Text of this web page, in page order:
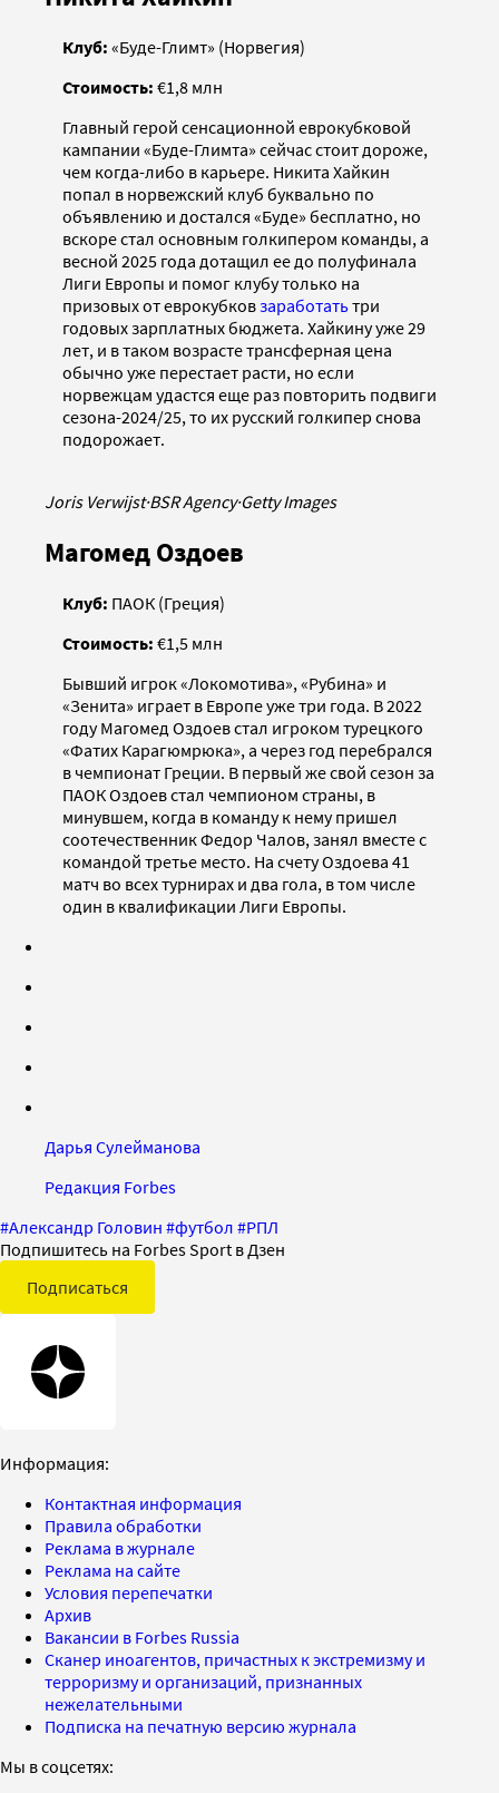
Клуб: «Буде-Глимт» (Норвегия)
Стоимость: €1,8 млн
Главный герой сенсационной еврокубковой
кампании «Буде-Глимта» сейчас стоит дороже,
чем когда-либо в карьере. Никита Хайкин
попал в норвежский клуб буквально по
объявлению и достался «Буде» бесплатно, но
вскоре стал основным голкипером команды, а
весной 2025 года дотащил ее до полуфинала
Лиги Европы и помог клубу только на
призовых от еврокубковзаработатьтри
годовых зарплатных бюджета. Хайкину уже 29
лет, и в таком возрасте трансферная цена
обычно уже перестает расти, но если
норвежцам удастся еще раз повторить подвиги
сезона-2024/25, то их русский голкипер снова
подорожает.
Joris Verwijst·BSR Agency·Getty Images
Магомед Оздоев
Клуб: ПАОК (Греция)
Стоимость: €1,5 млн
Бывший игрок «Локомотива», «Рубина» и
«Зенита» играет в Европе уже три года. В 2022
году Магомед Оздоев стал игроком турецкого
«Фатих Карагюмрюка», а через год перебрался
в чемпионат Греции. В первый же свой сезон за
ПАОК Оздоев стал чемпионом страны, в
минувшем, когда в команду к нему пришел
соотечественник Федор Чалов, занял вместе с
командой третье место. На счету Оздоева 41
матч во всех турнирах и два гола, в том числе
один в квалификации Лиги Европы.
Дарья Сулейманова
Редакция Forbes
#Александр Головин #футбол #РПЛ
Подпишитесь на Forbes Sport в Дзен
Подписаться
Информация:
Контактная информация
Правила обработки
Реклама в журнале
Реклама на сайте
Условия перепечатки
Архив
Вакансии в Forbes Russia
Сканер иноагентов, причастных к экстремизму и
терроризму и организаций, признанных
нежелательными
Подписка на печатную версию журнала
Мы в соцсетях: